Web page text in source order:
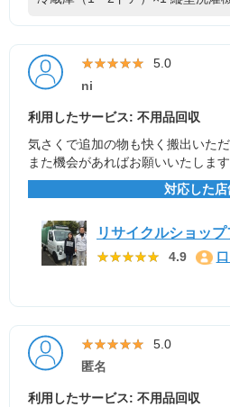
★★★★★
★★★★★ 5.0
ni
利用したサービス: 不用品回収
気さくで追加の物も快く搬出いた
また機会があればお願いいたします
対応した店
リサイクルショッ
★★★★★
★★★★★ 4.9
★★★★★
★★★★★ 5.0
匿名
利用したサービス: 不用品回収